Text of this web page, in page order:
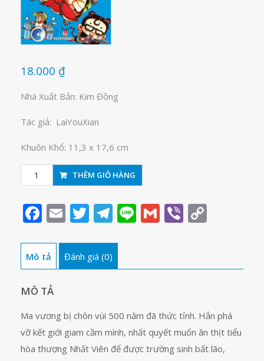
18.000 ₫
Nhà Xuất Bản: Kim Đồng
Tác giả: LaiYouXian
Khuôn Khổ: 11,3 x 17,6 cm
Tiểu
hòa
tập
số
lượng
THÊM GIỎ HÀNG
Facebook
EmailTwitter
Telegram
LineGmail
Viber
Mô tả Đánh giá (0)
MÔ TẢ
Ma vương bị chôn vùi 500 năm đã thức tỉnh. Hắn phá
vỡ kết giới giam cầm mình, nhất quyết muốn ăn thịt tiểu
hòa thượng Nhất Viên để được trường sinh bất lão,